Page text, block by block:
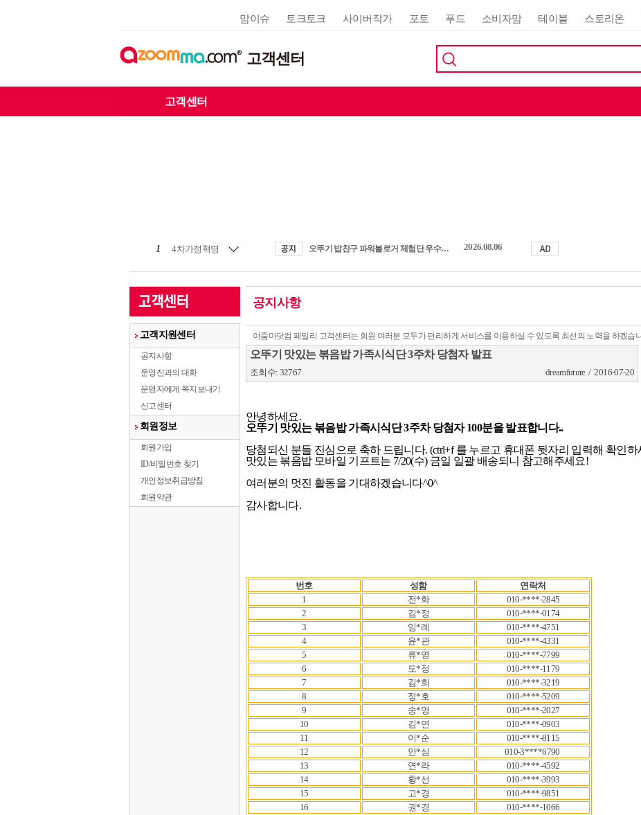
맘이슈 토크토크 사이버작가 포토 푸드 소비자맘 테이블 스토리온
고객센터
고객센터
1 4차가정혁명 오뚜기 밥친구 파워블로거 체험단 우수활동자 발표 2026.08.06
고객지원센터
공지사항
운영진과의 대화
운영자에게 쪽지보내기
신고센터
회원정보
회원가입
ID/비밀번호 찾기
개인정보취급방침
회원약관
공지사항
아줌마닷컴 패밀리 고객센터는 회원 여러분 모두가 편리하게 서비스를 이용하실 수 있도록 최선의 노력을 하겠습
오뚜기 맛있는 볶음밥 가족시식단 3주차 당첨자 발표
조회수: 32767 dreamfuture / 2016-07-20
오뚜기 맛있는 볶음밥 가족시식단 3주차 당첨자 100분을 발표합니다..
당첨되신 분들 진심으로 축하 드립니다. (ctrl+f 를 누르고 휴대폰 뒷자리 입력해 확인하
맛있는 볶음밥 모바일 기프트는 7/20(수) 금일 일괄 배송되니 참고해주세요!
여러분의 멋진 활동을 기대하겠습니다^0^
감사합니다.
번호 성함
연락처
1
전*화
010-****-2845
2
김*정
010-****-0174
3
임*례
010-****-4751
4
윤*관
010-****-4331
5
류*영
010-****-7799
6
도*정
010-****-1179
7
김*희
010-****-3219
8
정*호
010-****-5209
9
송*영
010-****-2027
10
김*연
010-****-0903
11
이*순
010-****-8115
12
안*심
010-3****6790
13
연*라
010-****-4592
14
황*선
010-****-3993
15
고*경
010-****-9851
16
권*경
010-****-1066